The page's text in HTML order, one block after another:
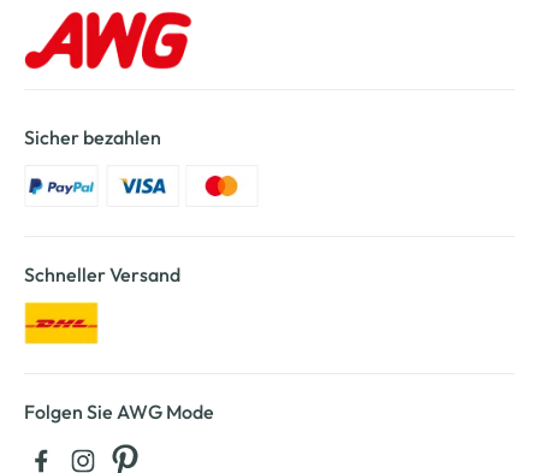
Sicher bezahlen
Schneller Versand
Folgen Sie AWG Mode